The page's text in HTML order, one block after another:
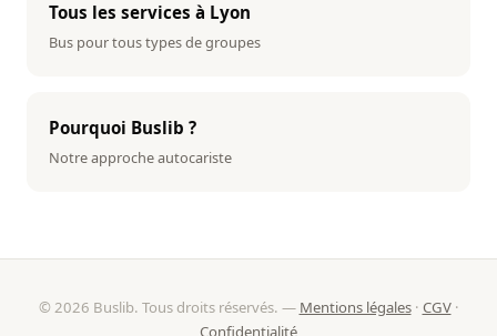
Tous les services à Lyon
Bus pour tous types de groupes
Pourquoi Buslib ?
Notre approche autocariste
© 2026 Buslib. Tous droits réservés. — Mentions légales· CGV·
Confidentialité